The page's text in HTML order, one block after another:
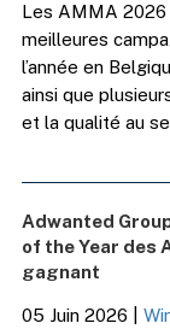
Les AMMA
meilleures
l’année en
ainsi que
et la qualité au
Adwanted
of the Year des
gagnant
05 Juin 2026